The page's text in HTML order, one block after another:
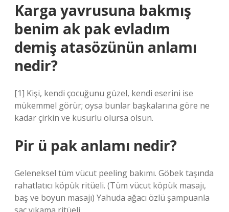
Karga yavrusuna bakmış
benim ak pak evladım
demiş atasözünün anlamı
nedir?
[1] Kişi, kendi çocuğunu güzel, kendi eserini ise
mükemmel görür; oysa bunlar başkalarına göre ne
kadar çirkin ve kusurlu olursa olsun.
Pir ü pak anlamı nedir?
Geleneksel tüm vücut peeling bakımı. Göbek taşında
rahatlatıcı köpük ritüeli. (Tüm vücut köpük masajı,
baş ve boyun masajı) Yahuda ağacı özlü şampuanla